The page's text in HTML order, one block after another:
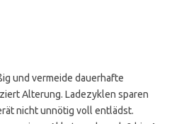
und vermeide dauerhafte
Alterung. Ladezyklen sparen
nicht unnötig voll entlädst.